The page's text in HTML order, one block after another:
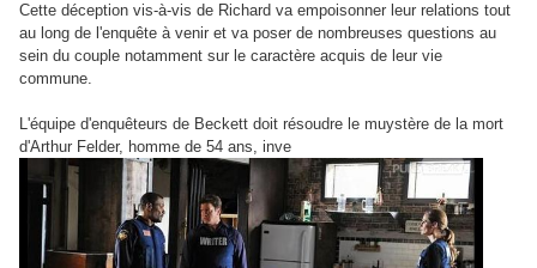
Cette déception vis-à-vis de Richard va empoisonner leur relations tout
au long de l'enquête à venir et va poser de nombreuses questions au
sein du couple notamment sur le caractère acquis de leur vie
commune.
L'équipe d'enquêteurs de Beckett doit résoudre le muystère de la mort
d'Arthur Felder, homme de 54 ans, inve